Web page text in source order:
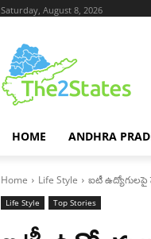
Saturday, August 8, 2026
HOME ANDHRA
Home Life Style ఐటీ
Life Style Top Stories